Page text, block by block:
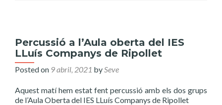
Percussió a l’Aula oberta del IES
LLuís Companys de Ripollet
Posted on 9 abril, 2021 bySeve
Aquest matí hem estat fent percussió amb els dos grups
de l’Aula Oberta del IES LLuís Companys de Ripollet